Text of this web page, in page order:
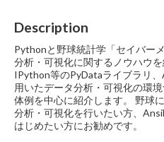
Reports
Description
Pythonと野球統計学「セイバー
分析・可視化に関するノウハウを
IPython等のPyDataライブラリ
用いたデータ分析・可視化の環
体例を中心に紹介します。 野球
分析・可視化を行いたい方、
はじめたい方にお勧めです。